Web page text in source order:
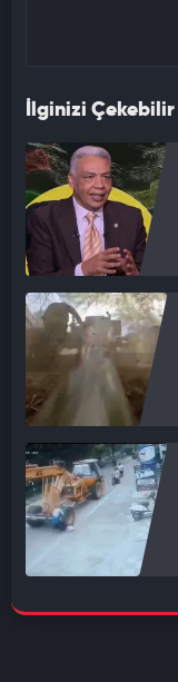
İlginizi Çekebilir